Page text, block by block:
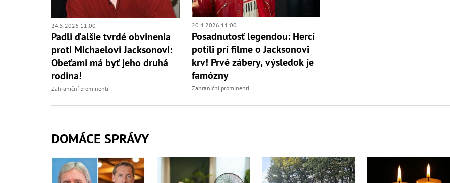
24.5.2026 11:00
Padli ďalšie tvrdé obvinenia
proti Michaelovi Jacksonovi:
Obeťami má byť jeho druhá
rodina!
Zahraniční prominenti
20.4.2026 11:00
Posadnutosť legendou: Herci
potili pri filme o Jacksonovi
krv! Prvé zábery, výsledok je
famózny
Zahraniční prominenti
DOMÁCE SPRÁVY